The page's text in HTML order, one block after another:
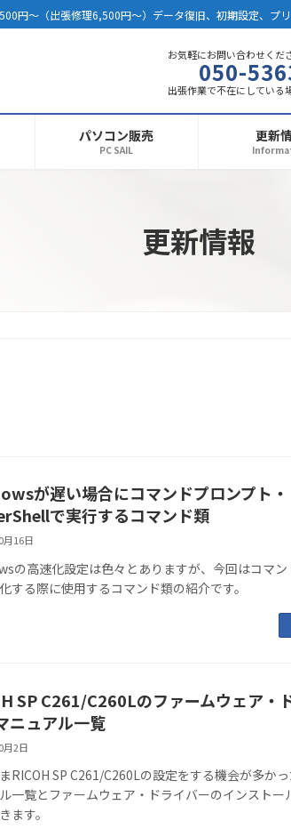
円～（出張修理6,500円～）データ復旧、初期設定、プ
お気軽にお問い合わせくだ
050-
出張作業で不在にしている
パソコン販売
PC SAIL
更新
更新情報
が遅い場合にコマンドプロンプト・
で実行するコマンド類
月16日
の高速化設定は色々とありますが、今回はコマン
する際に使用するコマンド類の紹介です。
SP C261/C260Lのファームウェア・
ニュアル一覧
月2日
RICOH SP C261/C260Lの設定をする機会が多か
一覧とファームウェア・ドライバーのインストー
ます。